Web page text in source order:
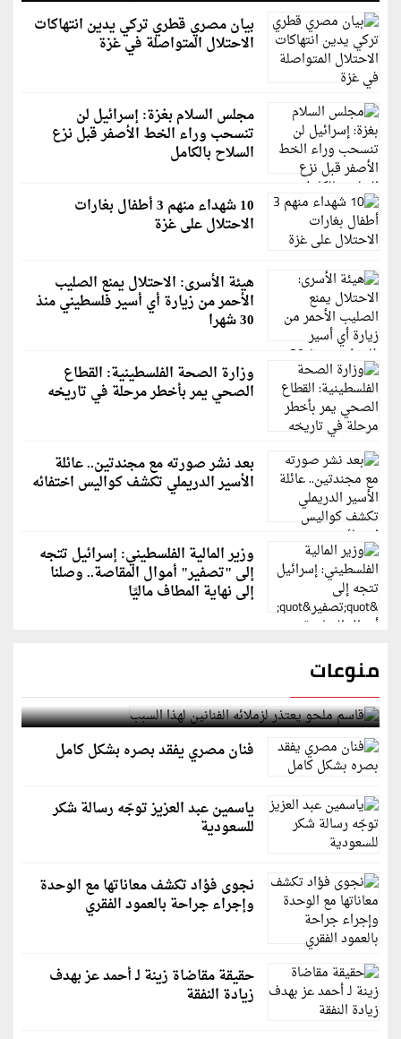
بيان مصري قطري تركي يدين انتهاكات
الاحتلال المتواصلة في غزة
مجلس السلام بغزة: إسرائيل لن
تنسحب وراء الخط الأصفر قبل نزع
السلاح بالكامل
10 شهداء منهم 3 أطفال بغارات
الاحتلال على غزة
هيئة الأسرى: الاحتلال يمنع الصليب
الأحمر من زيارة أي أسير فلسطيني منذ
30 شهرا
وزارة الصحة الفلسطينية: القطاع
الصحي يمر بأخطر مرحلة في تاريخه
بعد نشر صورته مع مجندتين.. عائلة
الأسير الدريملي تكشف كواليس اختفائه
وزير المالية الفلسطيني: إسرائيل تتجه
إلى "تصفير" أموال المقاصة.. وصلنا
إلى نهاية المطاف ماليًا
منوعات
قاسم ملحو يعتذر لزملائه الفنانين لهذا السبب
فنان مصري يفقد بصره بشكل كامل
ياسمين عبد العزيز توجّه رسالة شكر
للسعودية
نجوى فؤاد تكشف معاناتها مع الوحدة
وإجراء جراحة بالعمود الفقري
حقيقة مقاضاة زينة لـ أحمد عز بهدف
زيادة النفقة